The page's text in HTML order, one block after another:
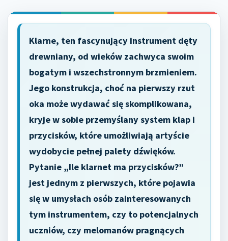
Klarne, ten fascynujący instrument dęty
drewniany, od wieków zachwyca swoim
bogatym i wszechstronnym brzmieniem.
Jego konstrukcja, choć na pierwszy rzut
oka może wydawać się skomplikowana,
kryje w sobie przemyślany system klap i
przycisków, które umożliwiają artyście
wydobycie pełnej palety dźwięków.
Pytanie „Ile klarnet ma przycisków?”
jest jednym z pierwszych, które pojawia
się w umysłach osób zainteresowanych
tym instrumentem, czy to potencjalnych
uczniów, czy melomanów pragnących